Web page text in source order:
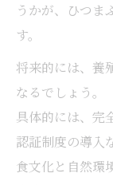
うかが、ひつま
す。
将来的には、養
なるでしょう。
具体的には、完
認証制度の導入
食文化と自然環